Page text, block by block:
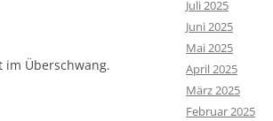
im Überschwang.
Juli 2025
Juni 2025
Mai 2025
April 2025
März 2025
Februar 2025